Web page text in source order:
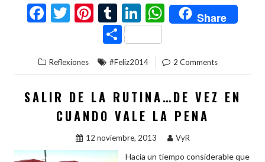
F
b
o
o
k
T
er
Pi
nt
er
es
t
T
u
m
bl
r
Li
n
ke
dI
n
W
h
s
A
p
p
Share
C
o
m
p
ar
ti
r
Reflexiones #Feliz2014 2 Comments
SALIR DE LA RUTINA…DE VEZ EN
CUANDO VALE LA PENA
12 noviembre, 2013 VyR
Hacia un tiempo considerable que